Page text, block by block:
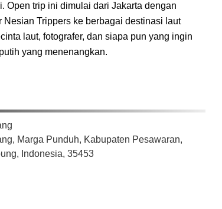
Open trip ini dimulai dari Jakarta dengan
Trippers ke berbagai destinasi laut
laut, fotografer, dan siapa pun yang ingin
yang menenangkan.
Marga Punduh, Kabupaten Pesawaran,
Indonesia, 35453